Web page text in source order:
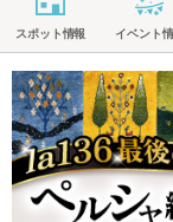
スポット情報 イベント